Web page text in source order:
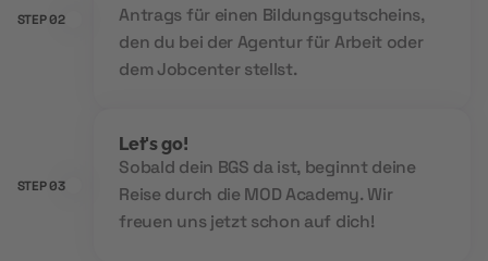
STEP 02
Antrags für einen Bildungsgutscheins,
den du bei der Agentur für Arbeit oder
dem Jobcenter stellst.
STEP 03
Let's go!
Sobald dein BGS da ist, beginnt deine
Reise durch die MOD Academy. Wir
freuen uns jetzt schon auf dich!